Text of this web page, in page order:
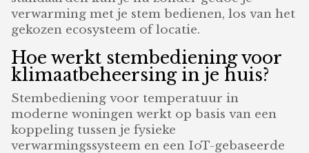
verwarming met je stem bedienen, los van het
gekozen ecosysteem of locatie.
Hoe werkt stembediening voor
klimaatbeheersing in je huis?
Stembediening voor temperatuur in
moderne woningen werkt op basis van een
koppeling tussen je fysieke
verwarmingssysteem en een IoT-gebaseerde